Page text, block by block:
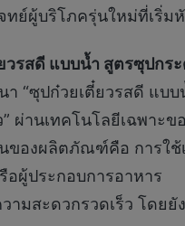
ทย์ผู้บริโภครุ่นใหม่ที่เริ่ม
วรสดี แบบน้ำ สูตรซุปกร
“ซุปก๋วยเตี๋ยวรสดี แบบ
ผ่านเทคโนโลยีเฉพาะ
ของผลิตภัณฑ์คือ การใ
อผู้ประกอบการอาหาร
ามสะดวกรวดเร็ว โดย